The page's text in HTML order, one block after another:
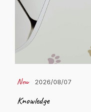
2026/08/07
Knowledge